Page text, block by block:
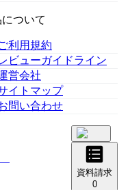
ついて
利用規約
ビューガイドライン
営会社
イトマップ
問い合わせ
資料請求
0